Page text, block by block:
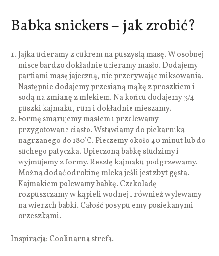
Babka snickers – jak zrobić?
Jajka ucieramy z cukrem na puszystą masę. W osobnej
misce bardzo dokładnie ucieramy masło. Dodajemy
partiami masę jajeczną, nie przerywając miksowania.
Następnie dodajemy przesianą mąkę z proszkiem i
sodą na zmianę z mlekiem. Na końcu dodajemy 3/4
puszki kajmaku, rum i dokładnie mieszamy.
Formę smarujemy masłem i przelewamy
przygotowane ciasto. Wstawiamy do piekarnika
nagrzanego do 180’C. Pieczemy około 40 minut lub do
suchego patyczka. Upieczoną babkę studzimy i
wyjmujemy z formy. Resztę kajmaku podgrzewamy.
Można dodać odrobinę mleka jeśli jest zbyt gęsta.
Kajmakiem polewamy babkę. Czekoladę
rozpuszczamy w kąpieli wodnej i również wylewamy
na wierzch babki. Całość posypujemy posiekanymi
orzeszkami.
Inspiracja: Coolinarna strefa.